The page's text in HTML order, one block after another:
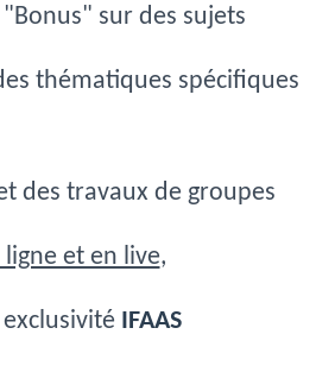
sur des sujets
thématiques spécifiques
des travaux de groupes
ligne et en live,
IFAAS